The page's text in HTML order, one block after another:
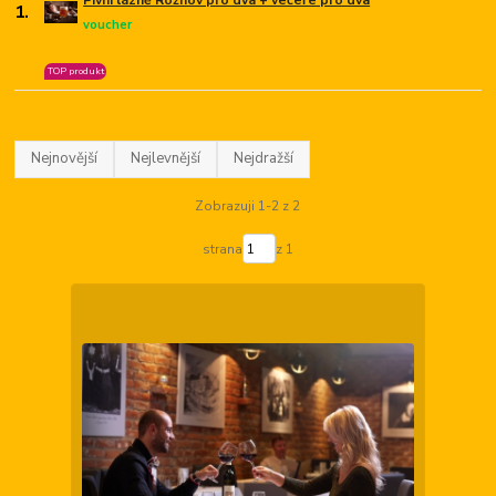
1.
voucher
TOP produkt
Nejnovější Nejlevnější Nejdražší
Zobrazuji 1-2 z 2
strana z 1